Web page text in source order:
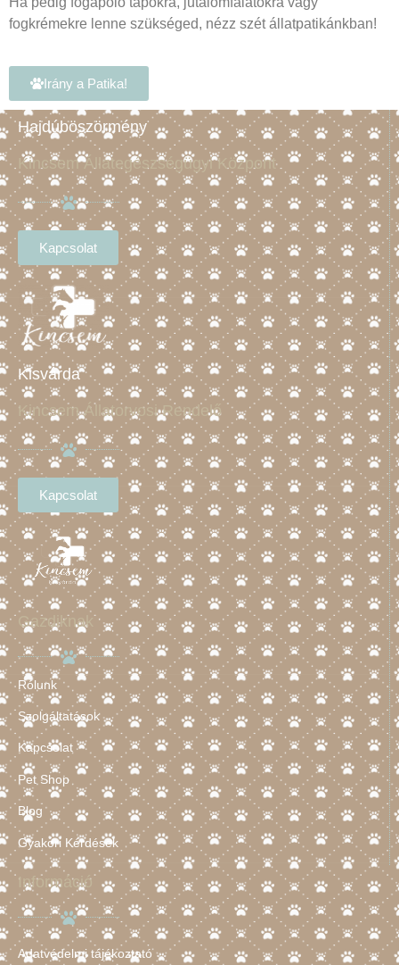
fogkrémekre lenne szükséged, nézz szét állatpatikánkban!
Irány a Patika!
Hajdúböszörmény
Kincsem Állategészségügyi Központ
Kapcsolat
Kisvárda
Kincsem Állatorvosi Rendelő
Kapcsolat
Gazdiknak
Rólunk
Szolgáltatások
Kapcsolat
Pet Shop
Blog
Gyakori Kérdések
Információ
Adatvédelmi tájékoztató